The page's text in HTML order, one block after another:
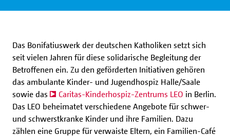
Das Bonifatiuswerk der deutschen Katholiken setzt sich
seit vielen Jahren für diese solidarische Begleitung der
Betroffenen ein. Zu den geförderten Initiativen gehören
das ambulante Kinder- und Jugendhospiz Halle/Saale
sowie das
Caritas-Kinderhospiz-Zentrums LEO in Berlin.
Das LEO beheimatet verschiedene Angebote für schwer-
und schwerstkranke Kinder und ihre Familien. Dazu
zählen eine Gruppe für verwaiste Eltern, ein Familien-Café